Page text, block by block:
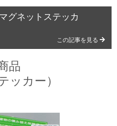
グネットステッカ
この記事を見る
品
ッカー）